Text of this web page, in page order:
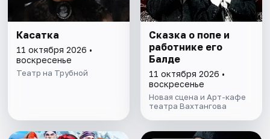
Касатка
11 октября 2026 •
воскресенье
Театр на Трубной
Cказка о попе и
работнике его
Балде
11 октября 2026 •
воскресенье
Новая сцена и Арт-кафе
театра Вахтангова